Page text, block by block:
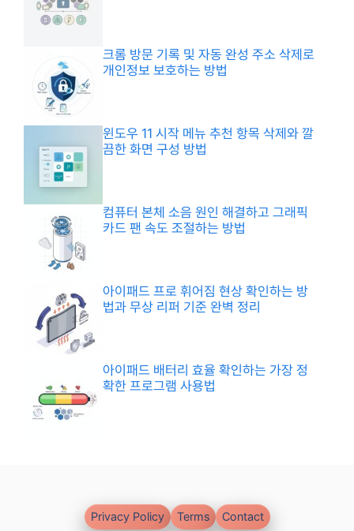
크롬 방문 기록 및 자동 완성 주소 삭제로
개인정보 보호하는 방법
윈도우 11 시작 메뉴 추천 항목 삭제와 깔
끔한 화면 구성 방법
컴퓨터 본체 소음 원인 해결하고 그래픽
카드 팬 속도 조절하는 방법
아이패드 프로 휘어짐 현상 확인하는 방
법과 무상 리퍼 기준 완벽 정리
아이패드 배터리 효율 확인하는 가장 정
확한 프로그램 사용법
Privacy Policy Terms Contact